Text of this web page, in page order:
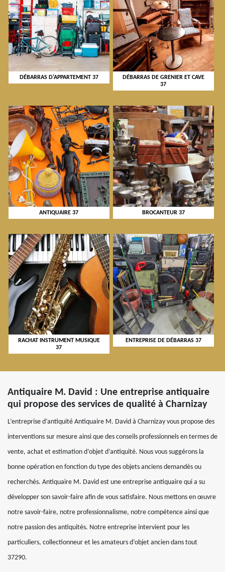
DÉBARRAS D'APPARTEMENT 37
DÉBARRAS DE GRENIER ET CAVE
37
ANTIQUAIRE 37 BROCANTEUR 37
RACHAT INSTRUMENT MUSIQUE
37
ENTREPRISE DE DÉBARRAS 37
Antiquaire M. David : Une entreprise antiquaire
qui propose des services de qualité à Charnizay
L’entreprise d’antiquité Antiquaire M. David à Charnizay vous propose des
interventions sur mesure ainsi que des conseils professionnels en termes de
vente, achat et estimation d’objet d’antiquité. Nous vous suggérons la
bonne opération en fonction du type des objets anciens demandés ou
recherchés. Antiquaire M. David est une entreprise antiquaire qui a su
développer son savoir-faire afin de vous satisfaire. Nous mettons en œuvre
notre savoir-faire, notre professionnalisme, notre compétence ainsi que
notre passion des antiquités. Notre entreprise intervient pour les
particuliers, collectionneur et les amateurs d’objet ancien dans tout
37290.